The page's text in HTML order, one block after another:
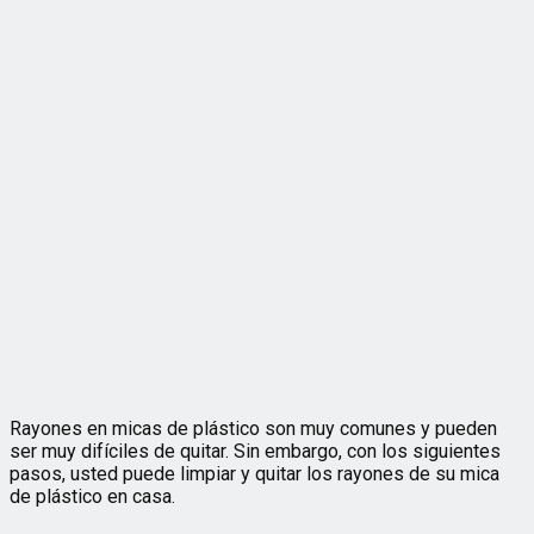
Rayones en micas de plástico son muy comunes y pueden
ser muy difíciles de quitar. Sin embargo, con los siguientes
pasos, usted puede limpiar y quitar los rayones de su mica
de plástico en casa.